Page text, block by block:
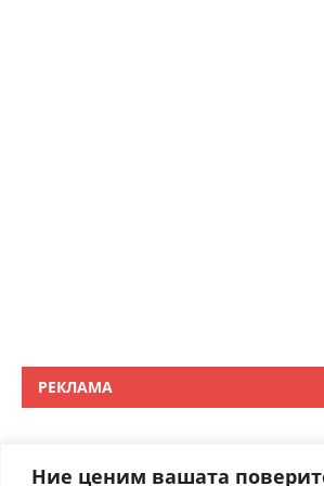
Ние ценим вашата
РЕКЛАМА